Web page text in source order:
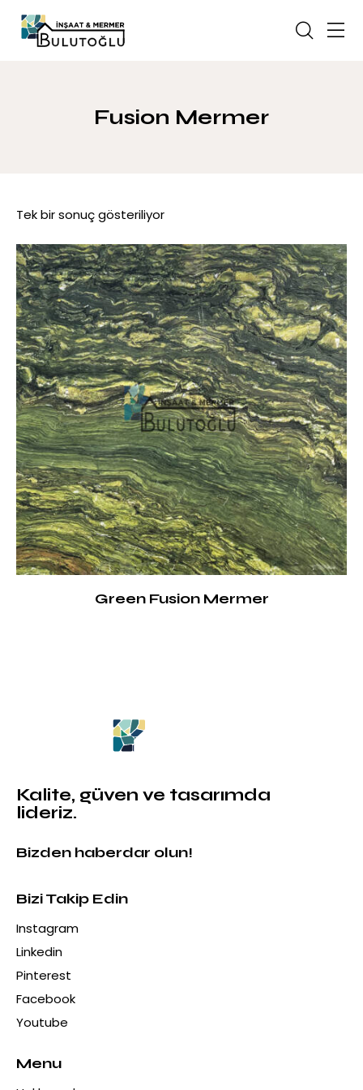
Fusion Mermer
Tek bir sonuç gösteriliyor
Green Fusion Mermer
Kalite, güven ve tasarımda
lideriz.
Bizden haberdar olun!
Bizi Takip Edin
Instagram
Linkedin
Pinterest
Facebook
Youtube
Menu